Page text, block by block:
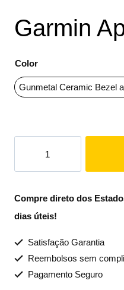
Garmin
Color
Gunmetal Ceramic Bezel
Compre direto dos
dias úteis!
Satisfação Garantia
Reembolsos sem
Pagamento Seguro